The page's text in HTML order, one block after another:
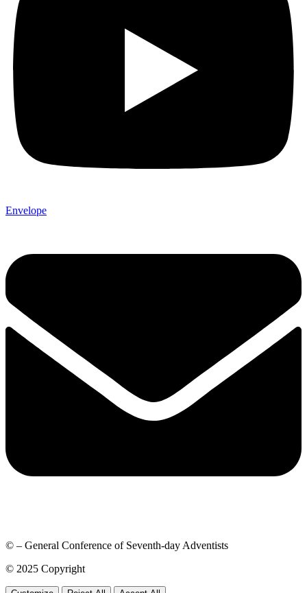
Envelope
© – General Conference of Seventh-day Adventists
© 2025 Copyright